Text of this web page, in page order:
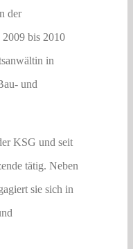
der
2009 bis 2010
in
und
KSG und seit
tätig. Neben
sie sich in